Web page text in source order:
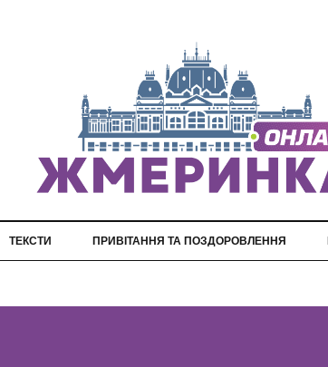
ТЕКСТИ ПРИВІТАННЯ ТА ПОЗДОРОВЛЕННЯ